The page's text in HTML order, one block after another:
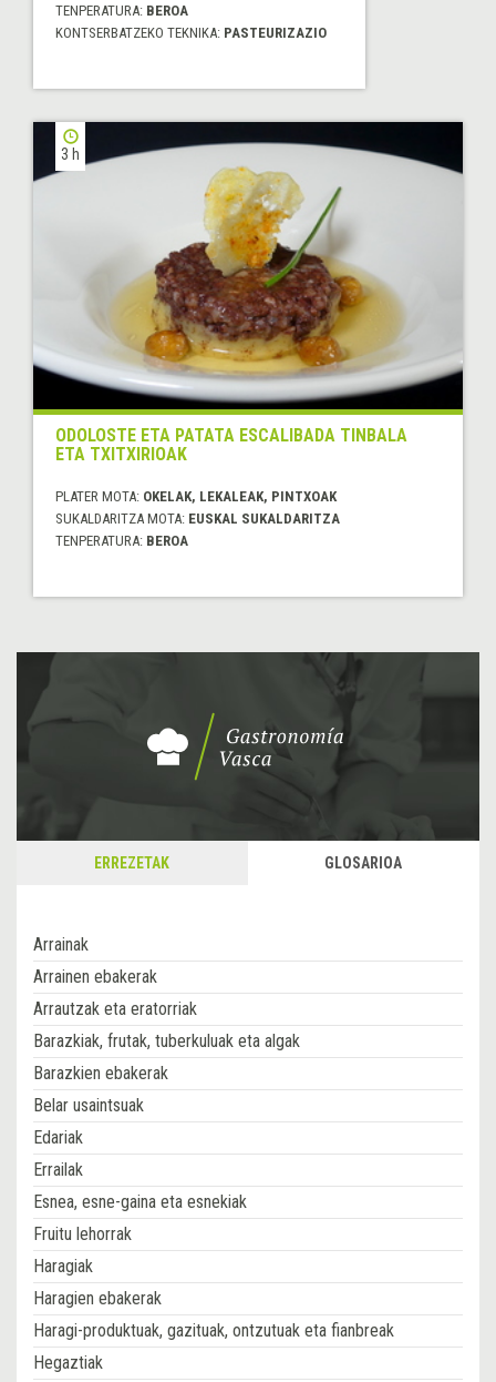
TENPERATURA: BEROA
KONTSERBATZEKO TEKNIKA: PASTEURIZAZIO
3 h
ODOLOSTE ETA PATATA ESCALIBADA TINBALA
ETA TXITXIRIOAK
PLATER MOTA: OKELAK, LEKALEAK, PINTXOAK
SUKALDARITZA MOTA: EUSKAL SUKALDARITZA
TENPERATURA: BEROA
ERREZETAK GLOSARIOA
Arrainak
Arrainen ebakerak
Arrautzak eta eratorriak
Barazkiak, frutak, tuberkuluak eta algak
Barazkien ebakerak
Belar usaintsuak
Edariak
Errailak
Esnea, esne-gaina eta esnekiak
Fruitu lehorrak
Haragiak
Haragien ebakerak
Haragi-produktuak, gazituak, ontzutuak eta fianbreak
Hegaztiak